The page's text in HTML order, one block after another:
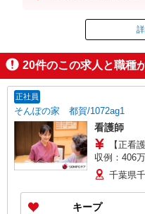
掲
20件のこの求人と職種
正社員
そんぽの家 都賀/1072ag1
看護師
【正看
収例：406万円〜455
269,000円
【賞与】あり（年2回
がい向上手
月平均的に支
千葉県
キープ